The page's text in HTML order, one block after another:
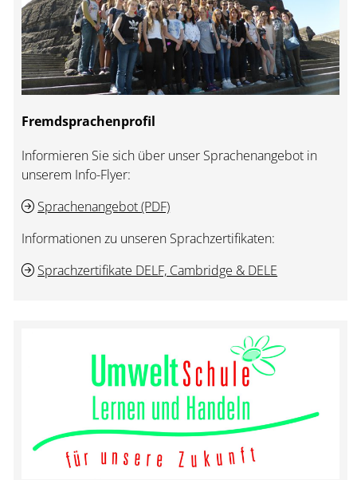
Fremdsprachenprofil
Informieren Sie sich über unser Sprachenangebot in
unserem Info-Flyer:
Sprachenangebot (PDF)
Informationen zu unseren Sprachzertifikaten:
Sprachzertifikate DELF, Cambridge & DELE